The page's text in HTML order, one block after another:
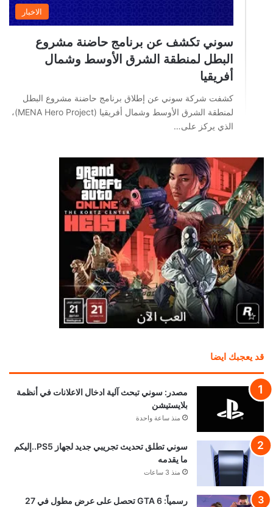
الاخبار
سوني تكشف عن برنامج حاضنة مشروع
البطل لمنطقة الشرق الأوسط وشمال
أفريقيا
كشفت شركة سوني عن إطلاق برنامج حاضنة مشروع البطل
لمنطقة الشرق الأوسط وشمال أفريقيا (MENA Hero Project)،
الذي يركز على…
قد يعجبك ايضا
مصدر: سوني تبحث آلية ادخال الاعلانات في أنظمة
بلايستيشن
منذ ساعة واحدة
سوني تطلق تحديث تجريبي جديد لجهاز PS5..إليكم
ما يقدمه
منذ 3 ساعات
رسمياً: GTA 6 تحصل على عرض مطول في 27